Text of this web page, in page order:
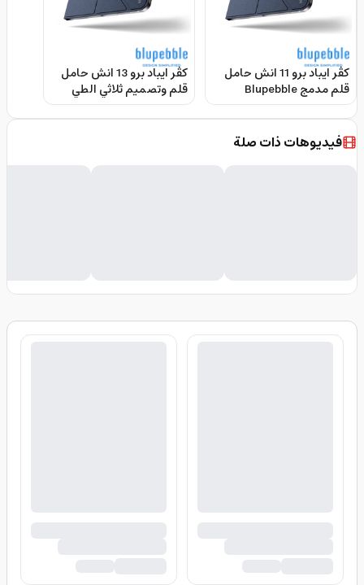
كڤر ايباد برو 11 انش حامل
قلم مدمج Blupebble
Tokyo 11 Ipad Pro Case
كڤر ايباد برو 13 انش حامل
قلم وتصميم ثلاثي الطي
Blupebble Tokyo 13" Ipad
Pro Case
فيديوهات ذات صلة